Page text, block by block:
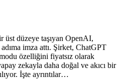
üst düzeye taşıyan OpenAI,
imza attı. Şirket, ChatGPT
özelliğini fiyatsız olarak
zekayla daha doğal ve akıcı bir
İşte ayrıntılar…